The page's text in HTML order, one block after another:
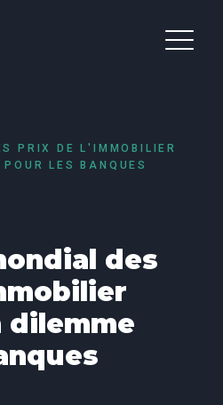
PRIX DE L'IMMOBILIER
LES BANQUES
des
dilemme